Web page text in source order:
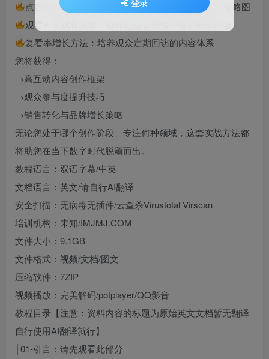
点击率提升秘技：打造让人无法抗拒的视频标题与缩略图
观看时长优化策略：创作让观众持续停留的精彩内容
复看率增长方法：培养观众定期回访的内容体系
您将获得：
→高互动内容创作框架
→观众参与度提升技巧
→销售转化与品牌增长策略
无论您处于哪个创作阶段、专注何种领域，这套实战方法都
将助您在当下数字时代脱颖而出。
教程语言：双语字幕/中英
文档语言：英文/请自行AI翻译
安全扫描：无病毒无插件/云查杀Virustotal Virscan
培训机构：未知/IMJMJ.COM
文件大小：9.1GB
文件格式：视频/文档/图文
压缩软件：7ZIP
视频播放：完美解码/potplayer/QQ影音
教程目录【注意：资料内容的标题为原始英文文档暂无翻译
自行使用AI翻译就行】
│01-引言：请先观看此部分